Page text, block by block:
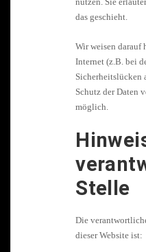
das geschieht.
Wir weisen darauf
Internet (z.B. bei
Sicherheitslücken
Schutz der Daten
möglich.
Stelle
Die
dieser Website ist: